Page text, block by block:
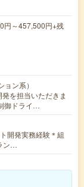
～457,500円+残
ン系）
を担当いただきま
御ドライ…
開発実務経験＊組
ン…